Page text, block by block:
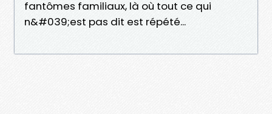
fantômes familiaux, là où tout ce qui
n&#039;est pas dit est répété...